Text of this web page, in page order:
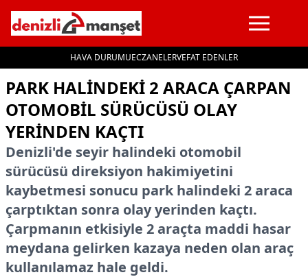
HAVA DURUMUECZANELERVEFAT EDENLER
PARK HALINDEKI 2 ARACA ÇARPAN
OTOMOBIL SÜRÜCÜSÜ OLAY
YERINDEN KAÇTI
Denizli'de seyir halindeki otomobil
sürücüsü direksiyon hakimiyetini
kaybetmesi sonucu park halindeki 2 araca
çarptıktan sonra olay yerinden kaçtı.
Çarpmanın etkisiyle 2 araçta maddi hasar
meydana gelirken kazaya neden olan araç
kullanılamaz hale geldi.